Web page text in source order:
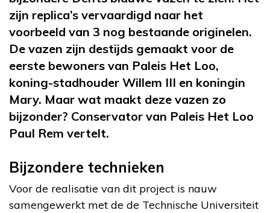
zijn replica’s vervaardigd naar het
voorbeeld van 3 nog bestaande originelen.
De vazen zijn destijds gemaakt voor de
eerste bewoners van Paleis Het Loo,
koning-stadhouder Willem III en koningin
Mary. Maar wat maakt deze vazen zo
bijzonder? Conservator van Paleis Het Loo
Paul Rem vertelt.
Bijzondere technieken
Voor de realisatie van dit project is nauw
samengewerkt met de de Technische Universiteit